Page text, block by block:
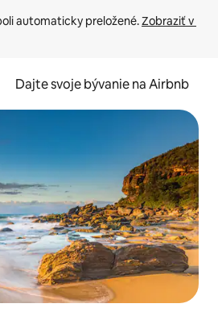
automaticky preložené. Zobraziť v
Dajte svoje bývanie na Airbnb